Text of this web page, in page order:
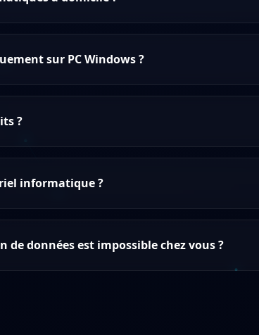
sur PC Windows ?
?
informatique ?
de données est impossible chez vous ?